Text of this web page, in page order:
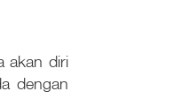
akan diri
dengan